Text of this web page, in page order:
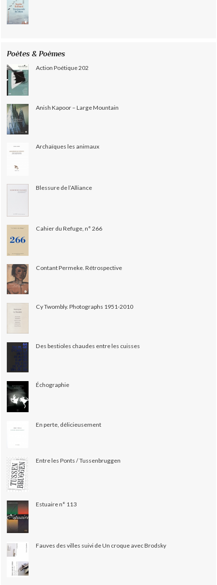
Poètes & Poèmes
Action Poétique 202
Anish Kapoor – Large Mountain
Archaïques les animaux
Blessure de l’Alliance
Cahier du Refuge, n° 266
Contant Permeke. Rétrospective
Cy Twombly. Photographs 1951-2010
Des bestioles chaudes entre les cuisses
Échographie
En perte, délicieusement
Entre les Ponts / Tussenbruggen
Estuaire n° 113
Fauves des villes suivi de Un croque avec Brodsky